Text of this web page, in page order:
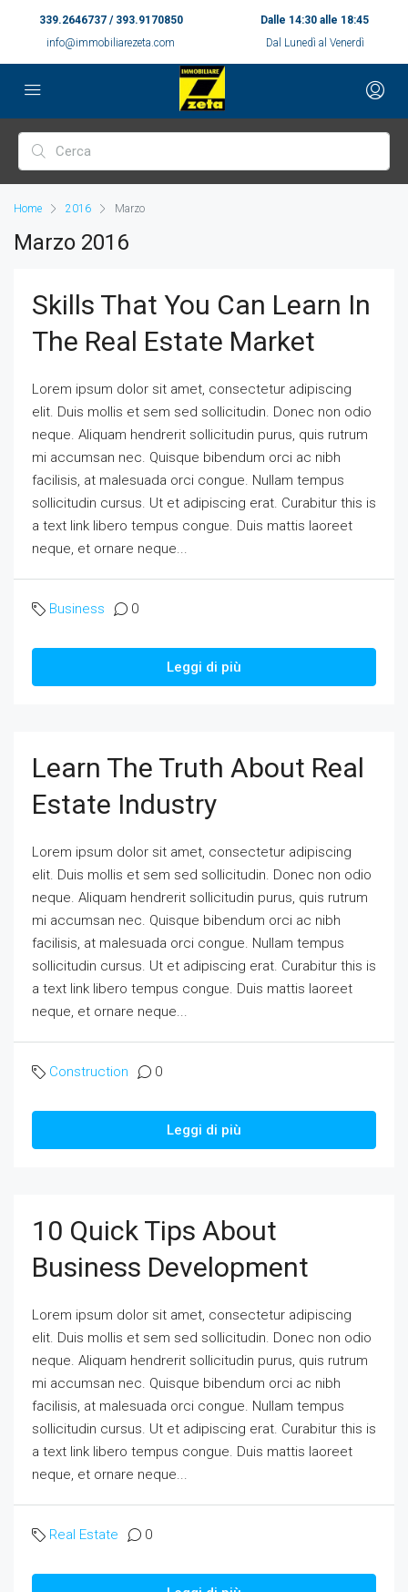
339.2646737 / 393.9170850
info@immobiliarezeta.com
Dalle 14:30 alle 18:45
Dal Lunedì al Venerdì
Home 2016 Marzo
Marzo 2016
Skills That You Can Learn In
The Real Estate Market
Lorem ipsum dolor sit amet, consectetur adipiscing
elit. Duis mollis et sem sed sollicitudin. Donec non odio
neque. Aliquam hendrerit sollicitudin purus, quis rutrum
mi accumsan nec. Quisque bibendum orci ac nibh
facilisis, at malesuada orci congue. Nullam tempus
sollicitudin cursus. Ut et adipiscing erat. Curabitur this is
a text link libero tempus congue. Duis mattis laoreet
neque, et ornare neque...
Business 0
Leggi di più
Learn The Truth About Real
Estate Industry
Lorem ipsum dolor sit amet, consectetur adipiscing
elit. Duis mollis et sem sed sollicitudin. Donec non odio
neque. Aliquam hendrerit sollicitudin purus, quis rutrum
mi accumsan nec. Quisque bibendum orci ac nibh
facilisis, at malesuada orci congue. Nullam tempus
sollicitudin cursus. Ut et adipiscing erat. Curabitur this is
a text link libero tempus congue. Duis mattis laoreet
neque, et ornare neque...
Construction 0
Leggi di più
10 Quick Tips About
Business Development
Lorem ipsum dolor sit amet, consectetur adipiscing
elit. Duis mollis et sem sed sollicitudin. Donec non odio
neque. Aliquam hendrerit sollicitudin purus, quis rutrum
mi accumsan nec. Quisque bibendum orci ac nibh
facilisis, at malesuada orci congue. Nullam tempus
sollicitudin cursus. Ut et adipiscing erat. Curabitur this is
a text link libero tempus congue. Duis mattis laoreet
neque, et ornare neque...
Real Estate 0